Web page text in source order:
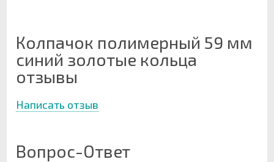
Колпачок полимерный 59 мм
синий золотые кольца
отзывы
Написать отзыв
Вопрос-Ответ